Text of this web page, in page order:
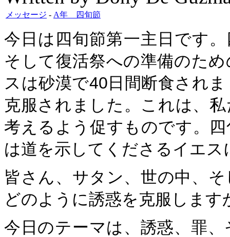
メッセージ - A年 四旬節
今日は四旬節第一主日です
そして復活祭への準備のた
スは砂漠で40日間断食され
克服されました。これは、
考えるよう促すものです。
は道を示してくださるイエ
皆さん、サタン、世の中、
どのように誘惑を克服します
今日のテーマは、誘惑、罪